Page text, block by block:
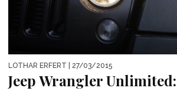
LOTHAR ERFERT | 27/03/2015
Jeep Wrangler